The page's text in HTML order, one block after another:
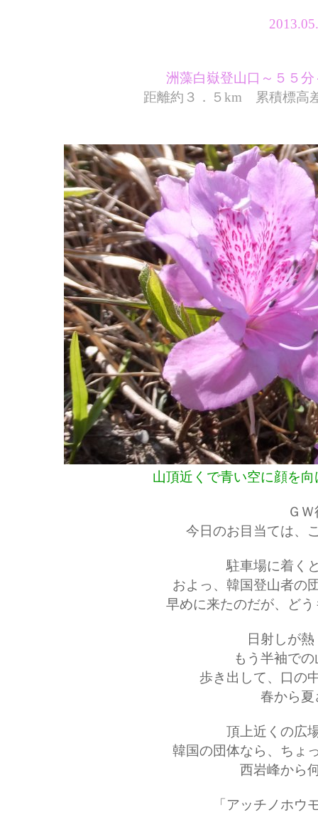
洲藻白嶽登山口～５５
距離約３．５km 累積標高
山頂近くで青い空に顔を
Ｇ
今日のお目当ては、
駐車場に着く
およっ、韓国登山者の
早めに来たのだが、ど
日射しが
もう半袖で
歩き出して、口の
春から夏
頂上近くの広
韓国の団体なら、ちょ
西岩峰から
「アッチノホウ